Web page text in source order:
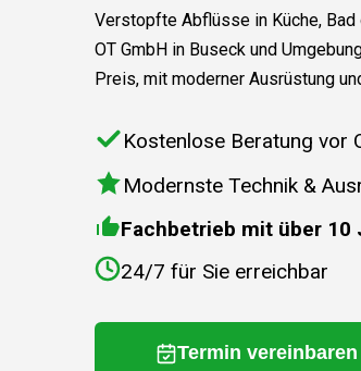
Verstopfte Abflüsse in Küche,
OT GmbH in Buseck und
Preis, mit moderner Ausrüstung
Kostenlose Beratung vor
Modernste Technik &
Fachbetrieb mit über 10
24/7 für Sie erreichbar
Termin vereinbaren